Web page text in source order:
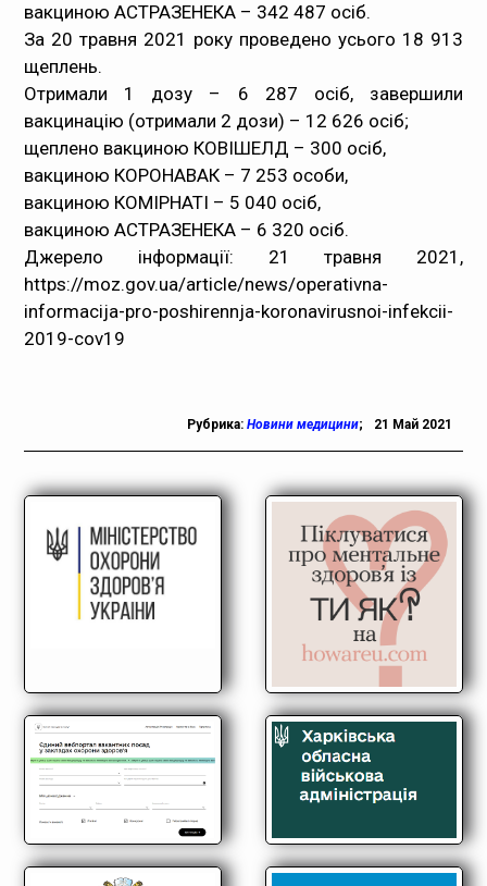
вакциною АСТРАЗЕНЕКА – 342 487 осіб.
За 20 травня 2021 року проведено усього 18 913
щеплень.
Отримали 1 дозу – 6 287 осіб, завершили
вакцинацію (отримали 2 дози) – 12 626 осіб;
щеплено вакциною КОВІШЕЛД – 300 осіб,
вакциною КОРОНАВАК – 7 253 особи,
вакциною КОМІРНАТІ – 5 040 осіб,
вакциною АСТРАЗЕНЕКА – 6 320 осіб.
Джерело інформації: 21 травня 2021,
https://moz.gov.ua/article/news/operativna-
informacija-pro-poshirennja-koronavirusnoi-infekcii-
2019-cov19
Рубрика: Новини медицини; 21 Май 2021